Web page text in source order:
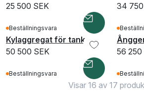
25 500 SEK
Beställningsvara
34
Kylaggregat för tankar
50 500 SEK
Beställningsvara
56 250
Visar 16 av 17